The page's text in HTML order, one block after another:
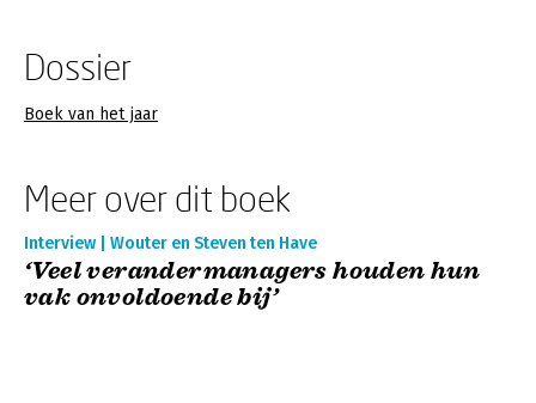
Dossier
Boek van het jaar
Meer over dit boek
Interview | Wouter en Steven ten Have
‘Veel verandermanagers houden hun
vak onvoldoende bij’